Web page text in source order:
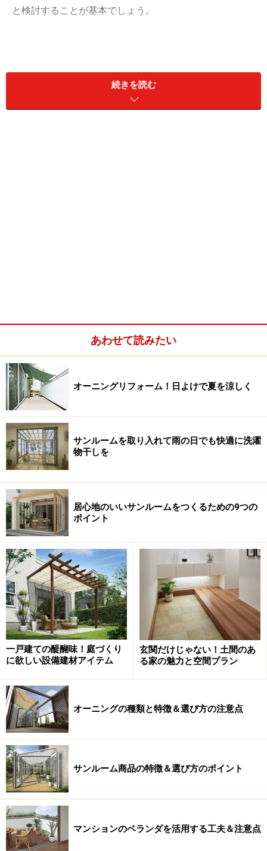
と検討することが基本でしょう。
ッチンやリビング・ダイニングからの動線が短い方がい
いでしょうし、お客様を招きたいのであれば、門や玄関
まわりから直接行くことができるようにしてもいいでし
ょう。
バスルームにつなげれば、湯上りにくつろぐこともでき
るスペースとなりますし、二世帯住宅の場合に、それぞ
れの世帯をつなぐスペースとして利用しても。適度な距
離感を持たせつつ、つながりを生み出すことが可能で
す。
Point3 リビングにつなげるなら、一体感
を持たせたプランニングに
続きを読む
あわせて読みたい
オーニングリフォーム！日よけで夏を涼しく
サンルームを取り入れて雨の日でも快適に洗濯
物干しを
居心地のいいサンルームをつくるための9つの
ポイント
一戸建ての醍醐味！庭づくり
に欲しい設備建材アイテム
玄関だけじゃない！土間のあ
る家の魅力と空間プラン
オーニングの種類と特徴＆選び方の注意点
サンルーム商品の特徴＆選び方のポイント
マンションのベランダを活用する工夫＆注意点